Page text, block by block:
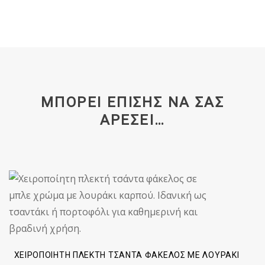
ΜΠΟΡΕΊ ΕΠΊΣΗΣ ΝΑ ΣΑΣ
ΑΡΈΣΕΙ…
ΧΕΙΡΟΠΟΊΗΤΗ ΠΛΕΚΤΉ ΤΣΆΝΤΑ ΦΆΚΕΛΟΣ ΜΕ ΛΟΥΡΆΚΙ